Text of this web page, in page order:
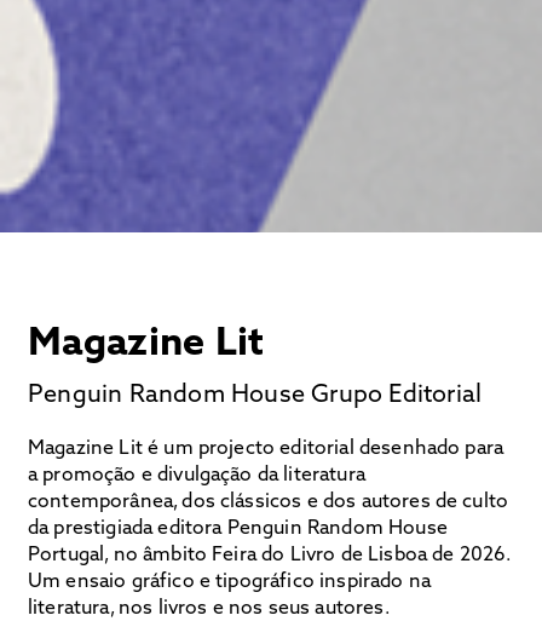
Magazine Lit
Penguin Random House Grupo Editorial
Magazine Lit é um projecto editorial desenhado para
a promoção e divulgação da literatura
contemporânea, dos clássicos e dos autores de culto
da prestigiada editora Penguin Random House
Portugal, no âmbito Feira do Livro de Lisboa de 2026.
Um ensaio gráfico e tipográfico inspirado na
literatura, nos livros e nos seus autores.